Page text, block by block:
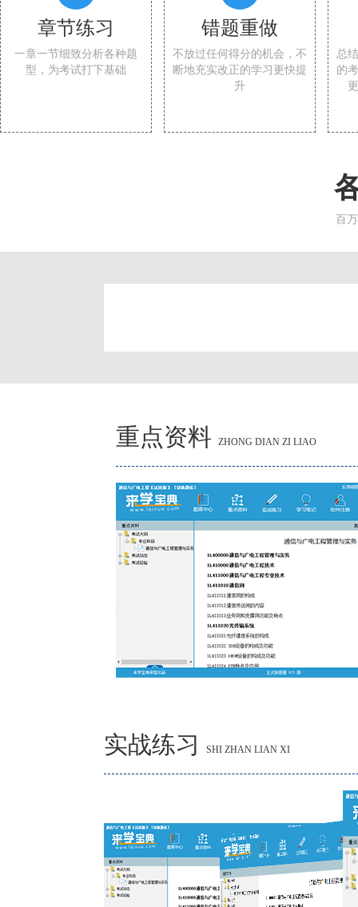
章节练习
一章一节细致分析各种题
型，为考试打下基础
错题重做
不放过任何得分的机会，不
断地充实改正的学习更快提
升
总
的
百
重点资料 ZHONG DIAN ZI LIAO
实战练习 SHI ZHAN LIAN XI